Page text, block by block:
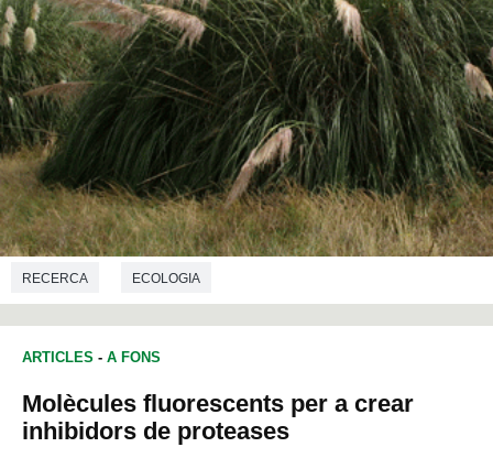
RECERCA ECOLOGIA
ARTICLES - A FONS
Molècules fluorescents per a crear
inhibidors de proteases